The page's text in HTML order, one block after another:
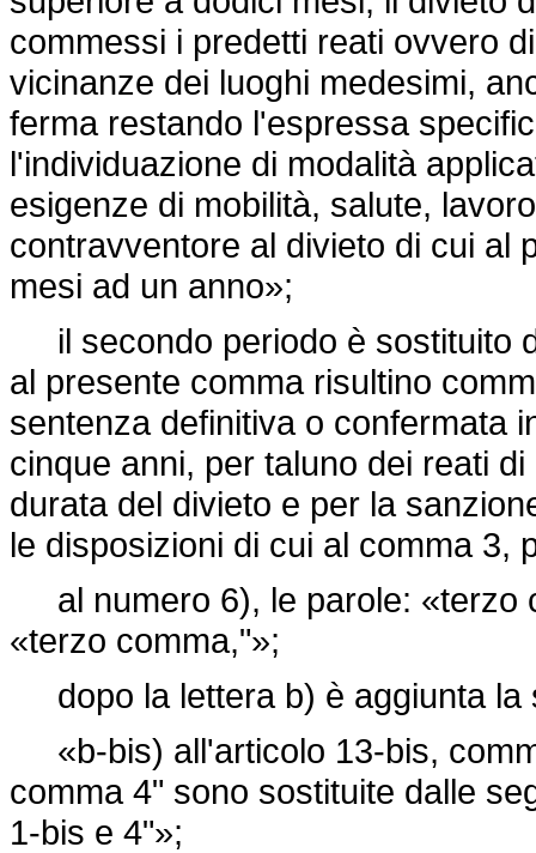
commessi i predetti reati ovvero
vicinanze dei luoghi medesimi,
ferma restando l'espressa
l'individuazione di modalità
esigenze di mobilità, salute,
contravventore al divieto di cui al
mesi ad un anno»;
il secondo periodo è sostituito
al presente comma risultino
sentenza definitiva o confermata
cinque anni, per taluno dei reati
durata del divieto e per la
le disposizioni di cui al comma 3,
al numero 6), le parole: «terzo
«terzo comma,"»;
dopo la lettera b) è aggiunta la
«b-bis) all'articolo 13-bis,
comma 4" sono sostituite dalle
1-bis e 4"»;